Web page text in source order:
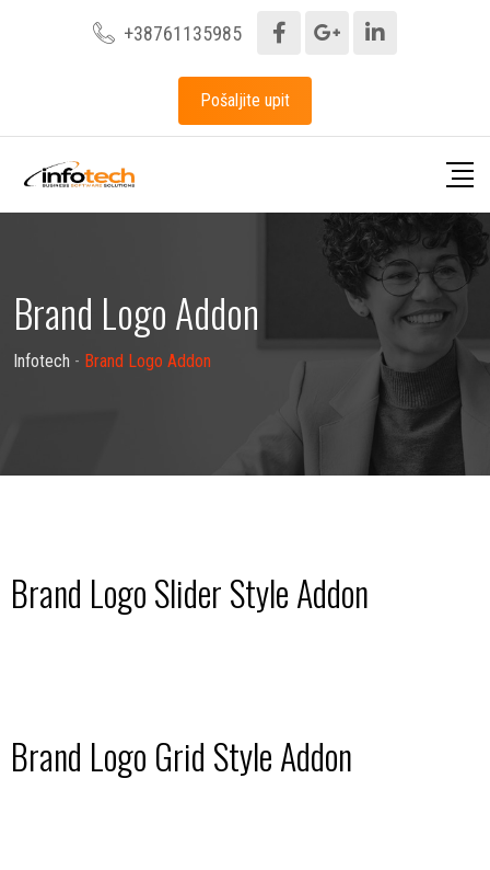
+38761135985
Pošaljite upit
Brand Logo Addon
Infotech - Brand Logo Addon
Brand Logo Slider Style Addon
Brand Logo Grid Style Addon